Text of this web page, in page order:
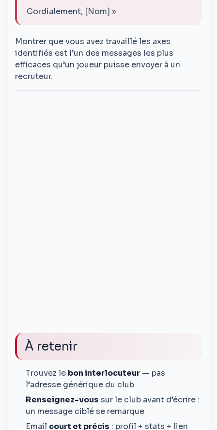
Cordialement, [Nom] »
Montrer que vous avez travaillé les axes
identifiés est l’un des messages les plus
efficaces qu’un joueur puisse envoyer à un
recruteur.
À retenir
Trouvez le bon interlocuteur— pas
l’adresse générique du club
Renseignez-vous sur le club avant d’écrire :
un message ciblé se remarque
Email court et précis : profil + stats + lien